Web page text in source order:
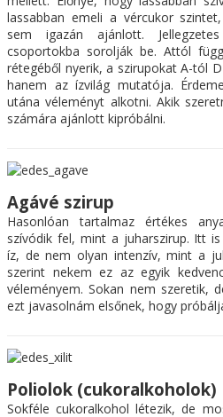
lassabban emeli a vércukor
sem igazán ajánlott.
csoportokba sorolják be. Attól
rétegéből nyerik, a szirupokat A-tól
hanem az ízvilág mutatója.
utána véleményt alkotni. Akik
számára ajánlott kipróbálni.
Agávé szirup
Hasonlóan tartalmaz értékes
szívódik fel, mint a juharszirup. Itt
íz, de nem olyan intenzív, mint a
szerint nekem ez az egyik
véleményem. Sokan nem szeretik,
ezt javasolnám elsőnek, hogy
Poliolok (cukoralkoholok)
Sokféle cukoralkohol létezik, de